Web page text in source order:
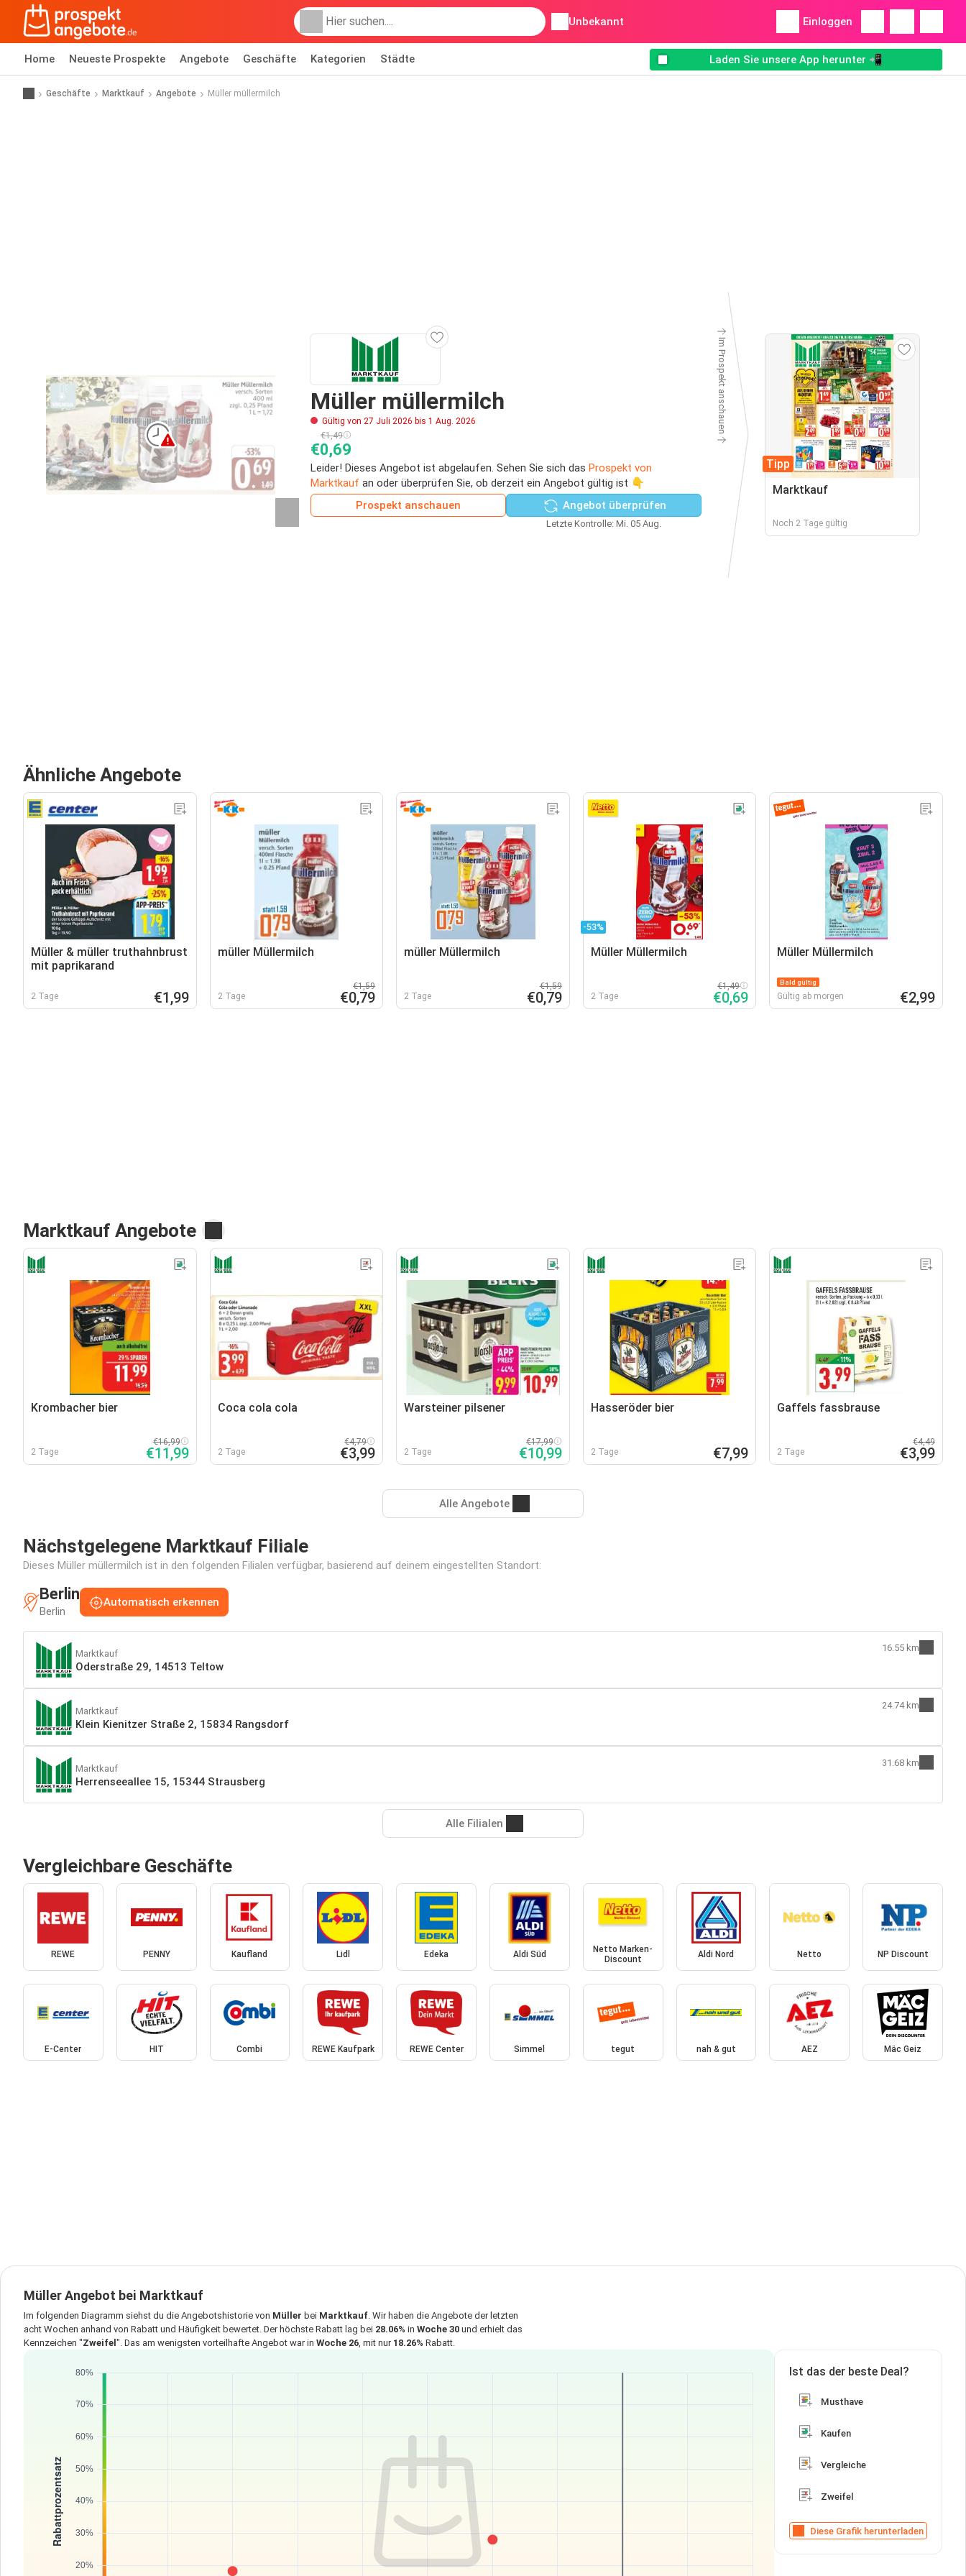
Unbekannt Einloggen
Home Neueste Prospekte Angebote Geschäfte Kategorien Städte Laden Sie unsere App herunter 📲
Geschäfte Marktkauf Angebote Müller müllermilch
Müller müllermilch
Gültig von 27 Juli 2026 bis 1 Aug. 2026
€1,49
€0,69
Leider! Dieses Angebot ist abgelaufen. Sehen Sie sich das Prospekt von
Marktkauf an oder überprüfen Sie, ob derzeit ein Angebot gültig ist 👇
Prospekt anschauen
Angebot überprüfen
Letzte Kontrolle: Mi. 05 Aug.
Im Prospekt anschauen
Tipp
Marktkauf
Noch 2 Tage gültig
Ähnliche Angebote
Müller & müller truthahnbrust
mit paprikarand
2 Tage €1,99
müller Müllermilch
2 Tage
€1,59
€0,79
müller Müllermilch
2 Tage
€1,59
€0,79
-53%
Müller Müllermilch
2 Tage
€1,49
€0,69
Müller Müllermilch
Bald gültig
Gültig ab morgen €2,99
Marktkauf Angebote
Krombacher bier
2 Tage
€16,99
€11,99
Coca cola cola
2 Tage
€4,79
€3,99
Warsteiner pilsener
2 Tage
€17,99
€10,99
Hasseröder bier
2 Tage €7,99
Gaffels fassbrause
2 Tage
€4,49
€3,99
Alle Angebote
Nächstgelegene Marktkauf Filiale
Dieses Müller müllermilch ist in den folgenden Filialen verfügbar, basierend auf deinem eingestellten Standort:
Berlin
Berlin
Automatisch erkennen
Marktkauf
Oderstraße 29, 14513 Teltow
16.55 km
Marktkauf
Klein Kienitzer Straße 2, 15834 Rangsdorf
24.74 km
Marktkauf
Herrenseeallee 15, 15344 Strausberg
31.68 km
Alle Filialen
Vergleichbare Geschäfte
REWE PENNY Kaufland Lidl Edeka Aldi Süd
Netto Marken-
Discount
Aldi Nord Netto NP Discount
E-Center HIT Combi REWE Kaufpark REWE Center Simmel tegut nah & gut AEZ Mäc Geiz
Müller Angebot bei Marktkauf
Im folgenden Diagramm siehst du die Angebotshistorie von Müller bei Marktkauf. Wir haben die Angebote der letzten
acht Wochen anhand von Rabatt und Häufigkeit bewertet. Der höchste Rabatt lag bei 28.06% in Woche 30 und erhielt das
Kennzeichen "Zweifel ". Das am wenigsten vorteilhafte Angebot war in Woche 26, mit nur 18.26% Rabatt.
Ist das der beste Deal?
Musthave
Kaufen
Vergleiche
Zweifel
Diese Grafik herunterladen